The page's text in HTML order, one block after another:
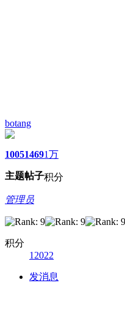
botang
1005
主题
1469
帖子
1万
积分
管理员
积分
12022
发消息